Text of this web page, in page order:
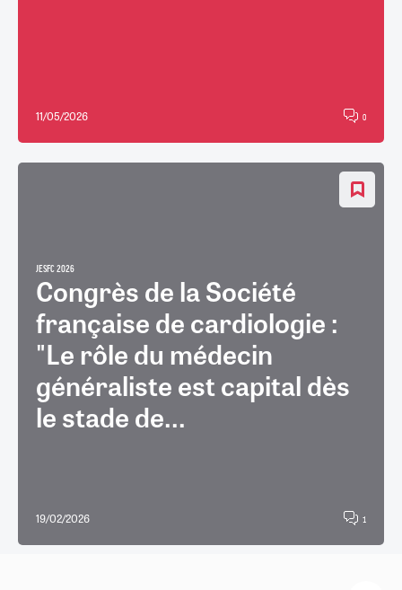
11/05/2026 0
JESFC 2026
Congrès de la Société
française de cardiologie :
"Le rôle du médecin
généraliste est capital dès
le stade de...
19/02/2026 1